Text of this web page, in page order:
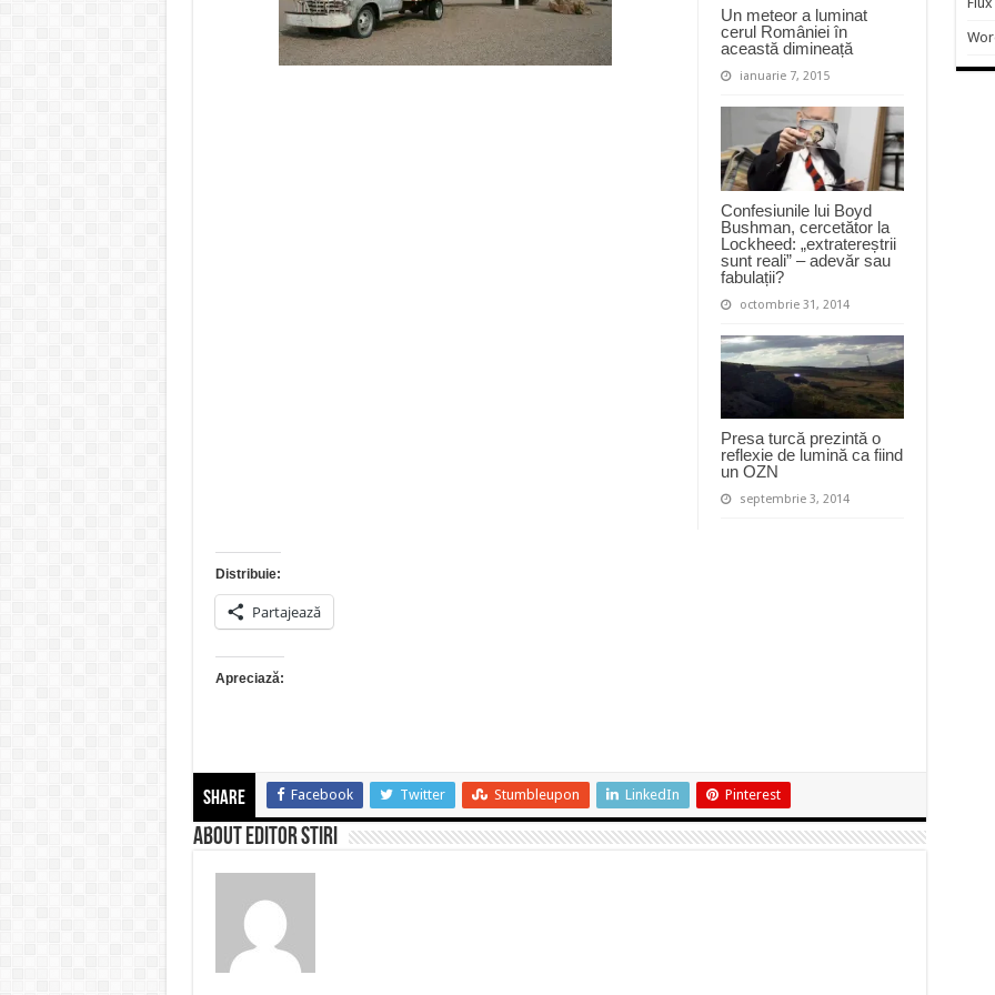
Un meteor a luminat
cerul României în
această dimineață
ianuarie 7, 2015
Confesiunile lui Boyd
Bushman, cercetător la
Lockheed: „extratereștrii
sunt reali” – adevăr sau
fabulații?
octombrie 31, 2014
Presa turcă prezintă o
reflexie de lumină ca fiind
un OZN
septembrie 3, 2014
Distribuie:
Partajează
Apreciază:
Share Facebook Twitter Stumbleupon LinkedIn Pinterest
About Editor Stiri